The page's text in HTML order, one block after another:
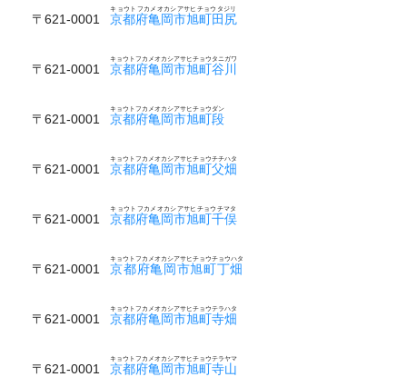
〒621-0001 京都府亀岡市旭町田尻
キョウトフカメオカシアサヒチョウタジリ
〒621-0001 京都府亀岡市旭町谷川
キョウトフカメオカシアサヒチョウタニガワ
〒621-0001 京都府亀岡市旭町段
キョウトフカメオカシアサヒチョウダン
〒621-0001 京都府亀岡市旭町父畑
キョウトフカメオカシアサヒチョウチチハタ
〒621-0001 京都府亀岡市旭町千俣
キョウトフカメオカシアサヒチョウチマタ
〒621-0001 京都府亀岡市旭町丁畑
キョウトフカメオカシアサヒチョウチョウハタ
〒621-0001 京都府亀岡市旭町寺畑
キョウトフカメオカシアサヒチョウテラハタ
〒621-0001 京都府亀岡市旭町寺山
キョウトフカメオカシアサヒチョウテラヤマ